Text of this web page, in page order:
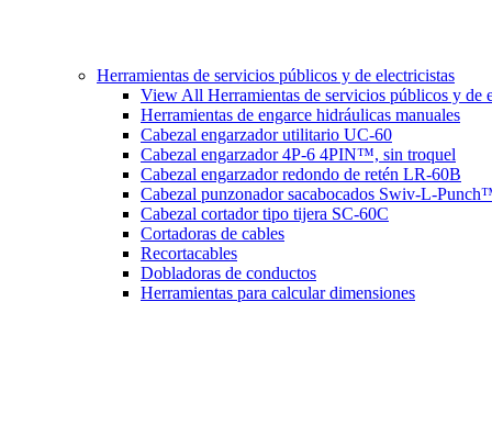
Herramientas de servicios públicos y de electricistas
View All Herramientas de servicios públicos y de
Herramientas de engarce hidráulicas manuales
Cabezal engarzador utilitario UC-60
Cabezal engarzador 4P-6 4PIN™, sin troquel
Cabezal engarzador redondo de retén LR-60B
Cabezal punzonador sacabocados Swiv-L-
Cabezal cortador tipo tijera SC-60C
Cortadoras de cables
Recortacables
Dobladoras de conductos
Herramientas para calcular dimensiones